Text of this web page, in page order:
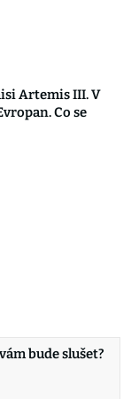
Artemis III. V
Co se
bude slušet?